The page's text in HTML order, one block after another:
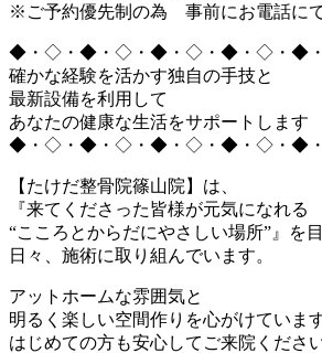
※ご予約優先制の為 事前にお電話にて
◆・◇・◆・◇・◆・◇・◆・◇・◆
確かな経験を活かす独自の手技と
最新設備を利用して
あなたの健康な生活をサポートします
◆・◇・◆・◇・◆・◇・◆・◇・◆
【たけだ整骨院篠山院】は、
『来てくださった皆様が元気になれる
“こころとからだにやさしい場所”』を
日々、施術に取り組んでいます。
アットホームな雰囲気と
明るく楽しい空間作りを心がけていま
はじめての方も安心してご来院くださ